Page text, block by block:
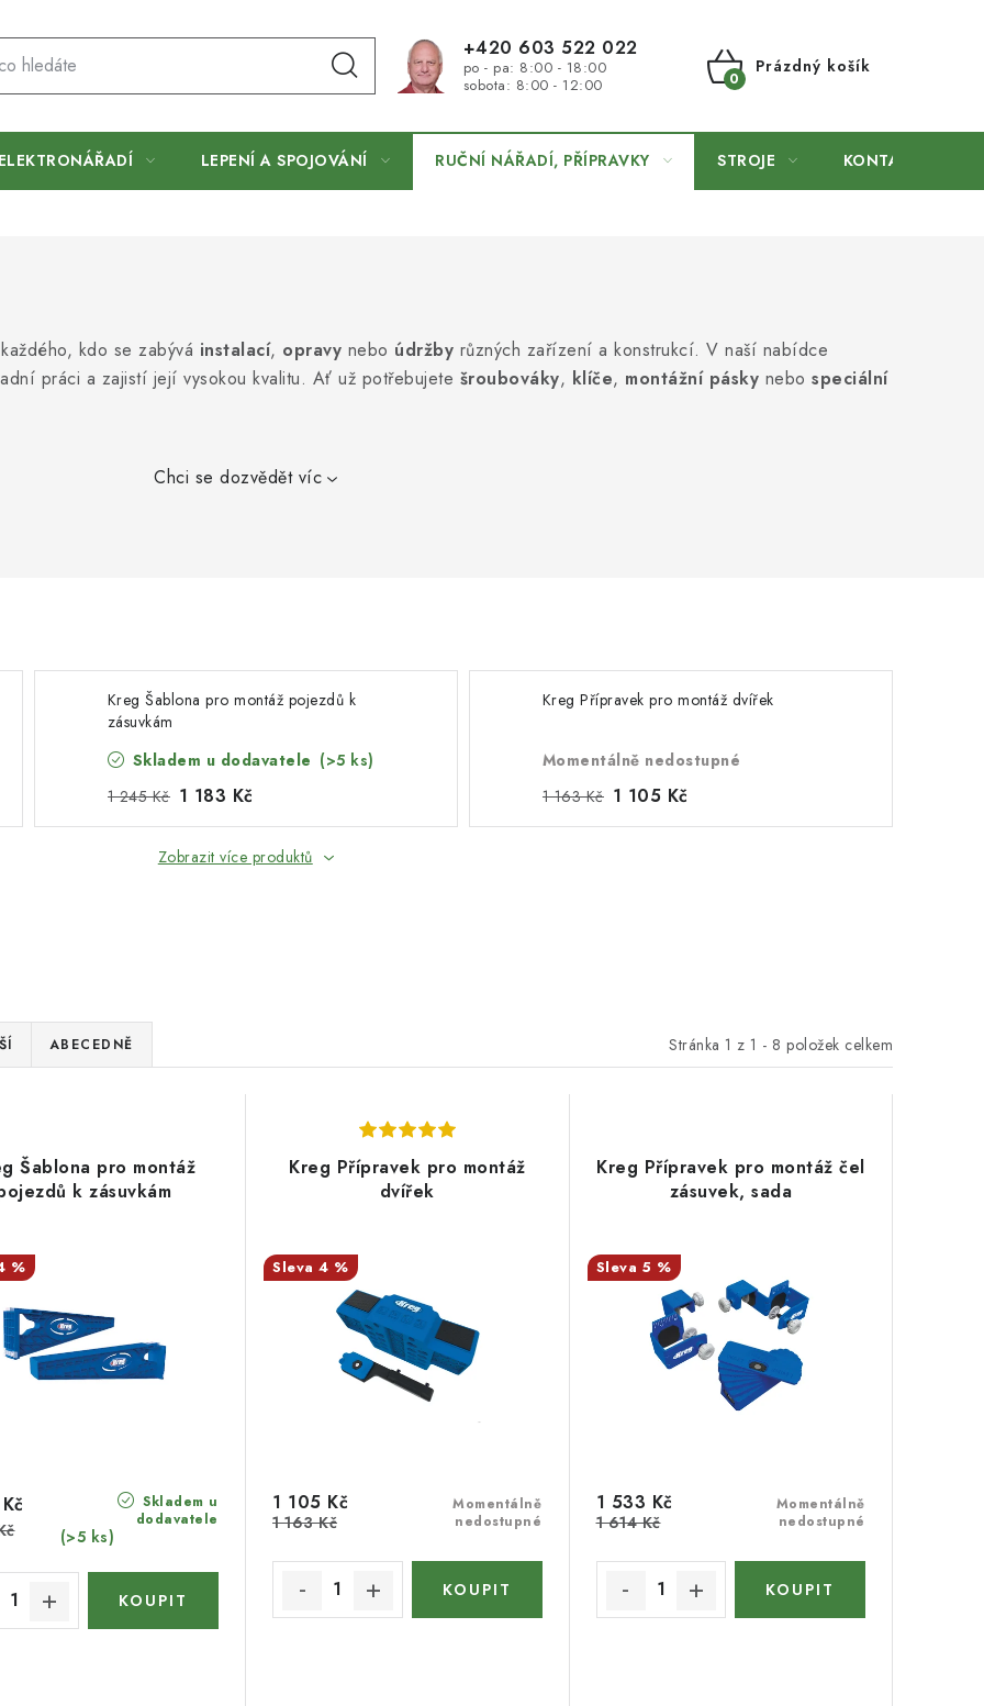
+420 603 522 022
po - pa: 8:00 - 18:00
sobota: 8:00 - 12:00
NÁKUPNÍ
Prázdný košík
ELEKTRONÁŘADÍ LEPENÍ A SPOJOVÁNÍ RUČNÍ NÁŘADÍ, PŘÍPRAVKY STROJE KONTAKTY
kdo se zabývá instalací, opravy nebo údržby různých zařízení a konstrukcí. V naší nabídce
práci a zajistí její vysokou kvalitu. Ať už potřebujete šroubováky, klíče, montážní pásky nebo speciální
Chci se dozvědět víc
Kreg Šablona pro montáž pojezdů k
zásuvkám
Skladem u dodavatele (>5 ks)
1 245 Kč 1 183 Kč
Kreg Přípravek pro montáž dvířek
Momentálně nedostupné
1 163 Kč 1 105 Kč
Zobrazit více produktů
Stránka 1 z 1 - 8 položek celkem
ABECEDNĚ
Šablona pro montáž
k zásuvkám
%
Skladem u
dodavatele
(>5 ks)
Kreg Přípravek pro montáž
dvířek
4 %
Momentálně
nedostupné
1 105 Kč
1 163 Kč
Kreg Přípravek pro montáž čel
zásuvek, sada
5 %
Momentálně
nedostupné
1 533 Kč
1 614 Kč